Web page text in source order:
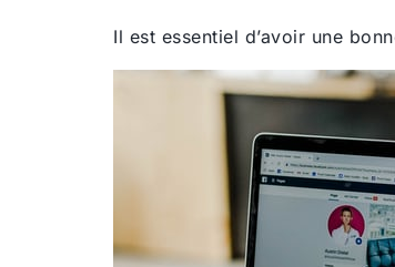
Il est essentiel d’avoir une